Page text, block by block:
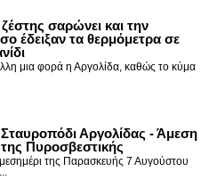
σαρώνει και την
έδειξαν τα θερμόμετρα σε
μια φορά η Αργολίδα, καθώς το κύμα
Αργολίδας - Άμεση
Πυροσβεστικής
της Παρασκευής 7 Αυγούστου